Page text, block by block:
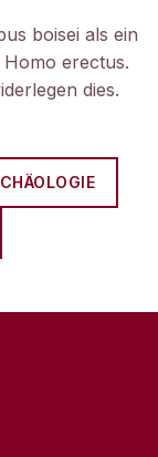
boisei als ein
erectus.
dies.